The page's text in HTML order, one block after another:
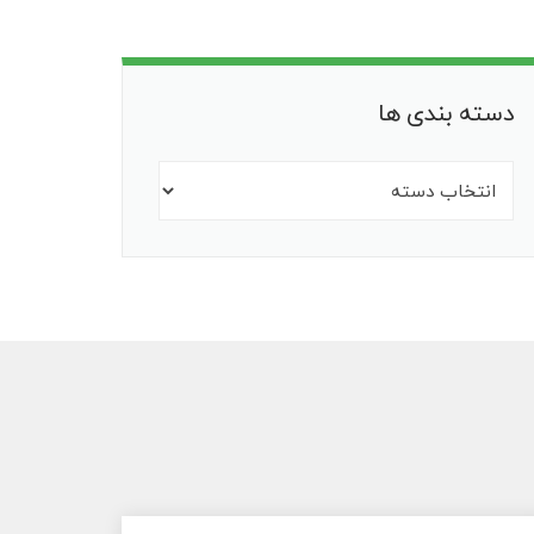
دسته بندی ها